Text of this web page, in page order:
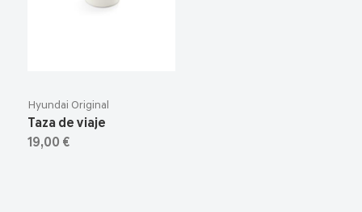
Hyundai Original
Taza de viaje
19,00 €